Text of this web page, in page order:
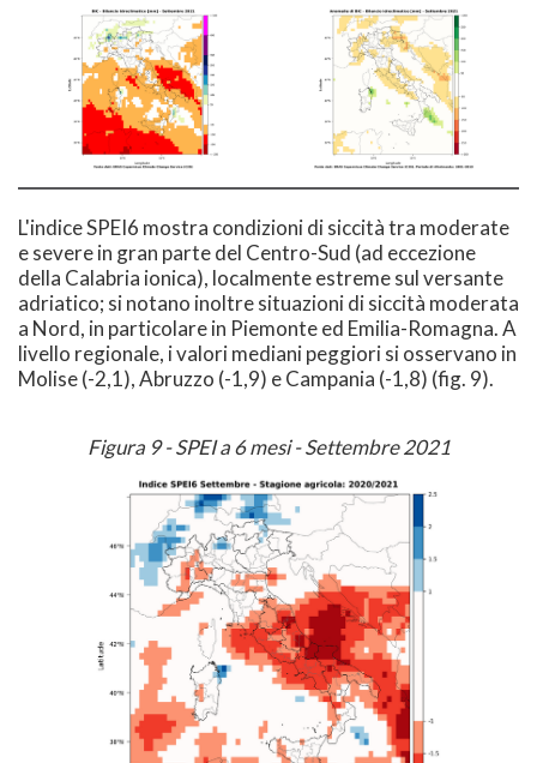
L'indice SPEI6 mostra condizioni di siccità tra moderate
e severe in gran parte del Centro-Sud (ad eccezione
della Calabria ionica), localmente estreme sul versante
adriatico; si notano inoltre situazioni di siccità moderata
a Nord, in particolare in Piemonte ed Emilia-Romagna. A
livello regionale, i valori mediani peggiori si osservano in
Molise (-2,1), Abruzzo (-1,9) e Campania (-1,8) (fig. 9).
Figura 9 - SPEI a 6 mesi - Settembre 2021